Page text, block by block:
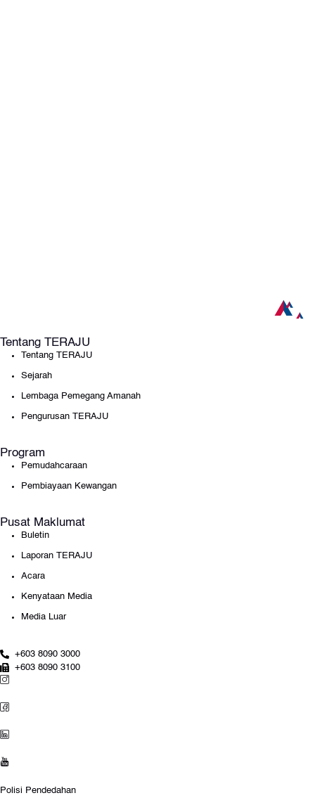
Tentang TERAJU
Tentang TERAJU
Sejarah
Lembaga Pemegang Amanah
Pengurusan TERAJU
Program
Pemudahcaraan
Pembiayaan Kewangan
Pusat Maklumat
Buletin
Laporan TERAJU
Acara
Kenyataan Media
Media Luar
+603 8090 3000
+603 8090 3100
Polisi Pendedahan